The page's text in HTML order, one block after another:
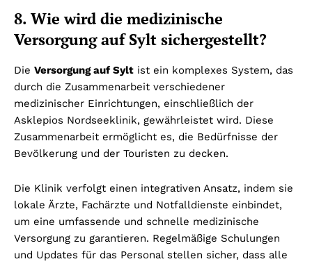
8. Wie wird die medizinische
Versorgung auf Sylt sichergestellt?
Die Versorgung auf Sylt ist ein komplexes System, das
durch die Zusammenarbeit verschiedener
medizinischer Einrichtungen, einschließlich der
Asklepios Nordseeklinik, gewährleistet wird. Diese
Zusammenarbeit ermöglicht es, die Bedürfnisse der
Bevölkerung und der Touristen zu decken.
Die Klinik verfolgt einen integrativen Ansatz, indem sie
lokale Ärzte, Fachärzte und Notfalldienste einbindet,
um eine umfassende und schnelle medizinische
Versorgung zu garantieren. Regelmäßige Schulungen
und Updates für das Personal stellen sicher, dass alle